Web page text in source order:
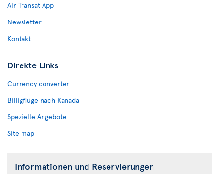
Air Transat App
Newsletter
Kontakt
Direkte Links
Currency converter
Billigflüge nach Kanada
Spezielle Angebote
Site map
Informationen und Reservierungen